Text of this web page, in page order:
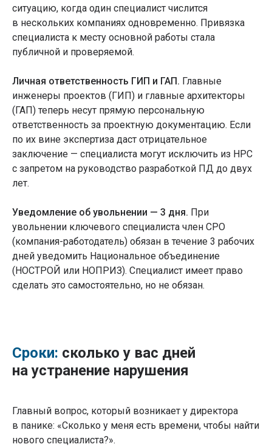
ситуацию, когда один специалист числится
в нескольких компаниях одновременно. Привязка
специалиста к месту основной работы стала
публичной и проверяемой.
Личная ответственность ГИП и ГАП. Главные
инженеры проектов (ГИП) и главные архитекторы
(ГАП) теперь несут прямую персональную
ответственность за проектную документацию. Если
по их вине экспертиза даст отрицательное
заключение — специалиста могут исключить из НРС
с запретом на руководство разработкой ПД до двух
лет.
Уведомление об увольнении — 3 дня. При
увольнении ключевого специалиста член СРО
(компания-работодатель) обязан в течение 3 рабочих
дней уведомить Национальное объединение
(НОСТРОЙ или НОПРИЗ). Специалист имеет право
сделать это самостоятельно, но не обязан.
Сроки: сколько у вас дней
на устранение нарушения
Главный вопрос, который возникает у директора
в панике: «Сколько у меня есть времени, чтобы найти
нового специалиста?».